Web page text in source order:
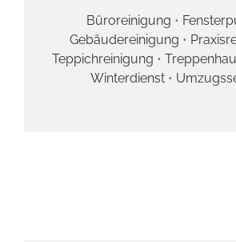
Büroreinigung •
Gebäudereinigung •
Teppichreinigung •
Winterdienst •